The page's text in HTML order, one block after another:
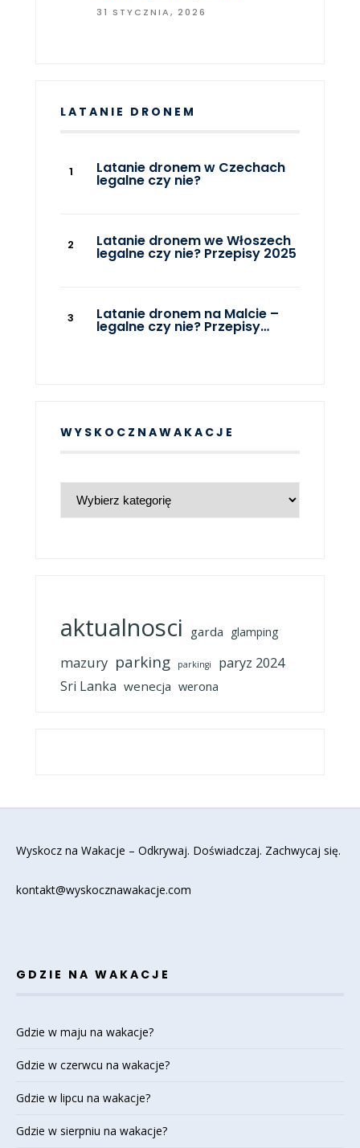
31 STYCZNIA, 2026
LATANIE DRONEM
Latanie dronem w Czechach
legalne czy nie?
Latanie dronem we Włoszech
legalne czy nie? Przepisy 2025
Latanie dronem na Malcie –
legalne czy nie? Przepisy…
WYSKOCZNAWAKACJE
WyskoczNaWakacje
aktualnosci garda glamping
mazury parking parkingi paryz 2024
Sri Lanka wenecja werona
Wyskocz na Wakacje – Odkrywaj. Doświadczaj. Zachwycaj się.
kontakt@wyskocznawakacje.com
GDZIE NA WAKACJE
Gdzie w maju na wakacje?
Gdzie w czerwcu na wakacje?
Gdzie w lipcu na wakacje?
Gdzie w sierpniu na wakacje?